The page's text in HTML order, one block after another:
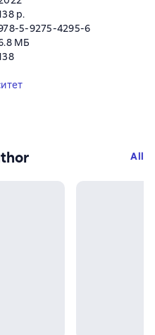
p.
5-9275-4295-6
МБ
All